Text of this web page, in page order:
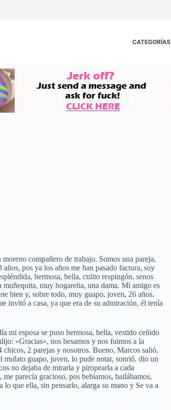
CATEGORÍAS
compañero de trabajo. Somos una pareja,
pos ya los años me han pasado factura, soy
hermosa, bella, culito respingón, senos
muy hogareña, una dama. Mi amigo es
bien y, sobre todo, muy guapo, joven, 26 años.
invitó a casa, ya que era de su admiración, él tenía
mi esposa se puso hermosa, bella, vestido ceñido
«Gracias», nos besamos y nos fuimos a la
2 parejas y nosotros. Bueno, Marcos salió,
mulato guapo, joven, lo pude notar, sonrió, dio un
no dejaba de mirarla y piropearla a cada
parecía gracioso, pos bebíamos, bailábamos,
que ella, sin pensarlo, alarga su mano y Se va a